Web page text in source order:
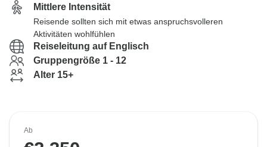
Mittlere Intensität
Reisende sollten sich mit etwas anspruchsvolleren
Aktivitäten wohlfühlen
Reiseleitung auf Englisch
Gruppengröße 1 - 12
Alter 15+
Ab